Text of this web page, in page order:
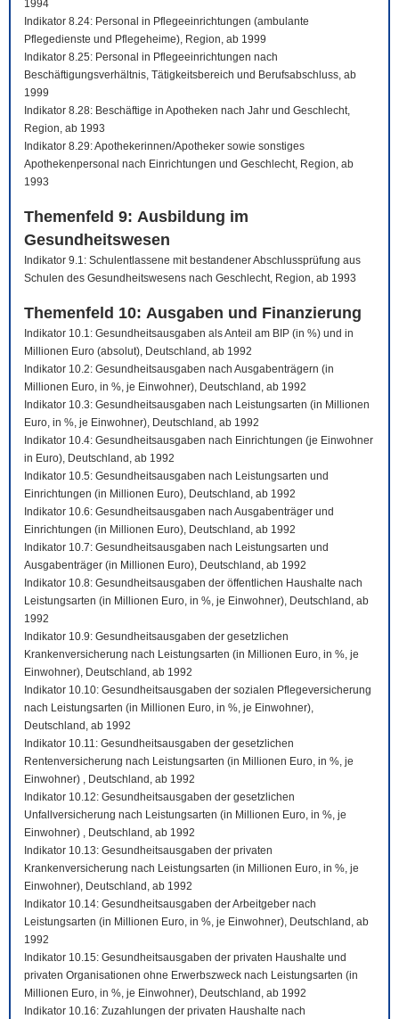
1994
Indikator 8.24: Personal in Pflegeeinrichtungen (ambulante
Pflegedienste und Pflegeheime), Region, ab 1999
Indikator 8.25: Personal in Pflegeeinrichtungen nach
Beschäftigungsverhältnis, Tätigkeitsbereich und Berufsabschluss, ab
1999
Indikator 8.28: Beschäftige in Apotheken nach Jahr und Geschlecht,
Region, ab 1993
Indikator 8.29: Apothekerinnen/Apotheker sowie sonstiges
Apothekenpersonal nach Einrichtungen und Geschlecht, Region, ab
1993
Themenfeld 9: Ausbildung im
Gesundheitswesen
Indikator 9.1: Schulentlassene mit bestandener Abschlussprüfung aus
Schulen des Gesundheitswesens nach Geschlecht, Region, ab 1993
Themenfeld 10: Ausgaben und Finanzierung
Indikator 10.1: Gesundheitsausgaben als Anteil am BIP (in %) und in
Millionen Euro (absolut), Deutschland, ab 1992
Indikator 10.2: Gesundheitsausgaben nach Ausgabenträgern (in
Millionen Euro, in %, je Einwohner), Deutschland, ab 1992
Indikator 10.3: Gesundheitsausgaben nach Leistungsarten (in Millionen
Euro, in %, je Einwohner), Deutschland, ab 1992
Indikator 10.4: Gesundheitsausgaben nach Einrichtungen (je Einwohner
in Euro), Deutschland, ab 1992
Indikator 10.5: Gesundheitsausgaben nach Leistungsarten und
Einrichtungen (in Millionen Euro), Deutschland, ab 1992
Indikator 10.6: Gesundheitsausgaben nach Ausgabenträger und
Einrichtungen (in Millionen Euro), Deutschland, ab 1992
Indikator 10.7: Gesundheitsausgaben nach Leistungsarten und
Ausgabenträger (in Millionen Euro), Deutschland, ab 1992
Indikator 10.8: Gesundheitsausgaben der öffentlichen Haushalte nach
Leistungsarten (in Millionen Euro, in %, je Einwohner), Deutschland, ab
1992
Indikator 10.9: Gesundheitsausgaben der gesetzlichen
Krankenversicherung nach Leistungsarten (in Millionen Euro, in %, je
Einwohner), Deutschland, ab 1992
Indikator 10.10: Gesundheitsausgaben der sozialen Pflegeversicherung
nach Leistungsarten (in Millionen Euro, in %, je Einwohner),
Deutschland, ab 1992
Indikator 10.11: Gesundheitsausgaben der gesetzlichen
Rentenversicherung nach Leistungsarten (in Millionen Euro, in %, je
Einwohner) , Deutschland, ab 1992
Indikator 10.12: Gesundheitsausgaben der gesetzlichen
Unfallversicherung nach Leistungsarten (in Millionen Euro, in %, je
Einwohner) , Deutschland, ab 1992
Indikator 10.13: Gesundheitsausgaben der privaten
Krankenversicherung nach Leistungsarten (in Millionen Euro, in %, je
Einwohner), Deutschland, ab 1992
Indikator 10.14: Gesundheitsausgaben der Arbeitgeber nach
Leistungsarten (in Millionen Euro, in %, je Einwohner), Deutschland, ab
1992
Indikator 10.15: Gesundheitsausgaben der privaten Haushalte und
privaten Organisationen ohne Erwerbszweck nach Leistungsarten (in
Millionen Euro, in %, je Einwohner), Deutschland, ab 1992
Indikator 10.16: Zuzahlungen der privaten Haushalte nach